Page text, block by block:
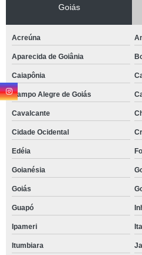
Goiás
Acreúna
Aparecida de Goiânia
Caiapônia
Campo Alegre de Goiás
Cavalcante
Cidade Ocidental
Edéia
Goianésia
Goiás
Guapó
Ipameri
Itumbiara